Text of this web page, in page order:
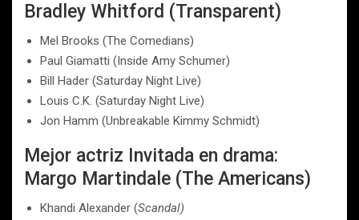
Bradley Whitford (Transparent)
Mel Brooks (The Comedians)
Paul Giamatti (Inside Amy Schumer)
Bill Hader (Saturday Night Live)
Louis C.K. (Saturday Night Live)
Jon Hamm (Unbreakable Kimmy Schmidt)
Mejor actriz Invitada en drama:
Margo Martindale (The Americans)
Khandi Alexander (Scandal)